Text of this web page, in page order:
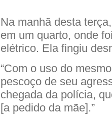
Na manhã desta
em um quarto, onde
elétrico. Ela fingiu
“Com o uso do
pescoço de seu
chegada da polícia,
[a pedido da mãe].”